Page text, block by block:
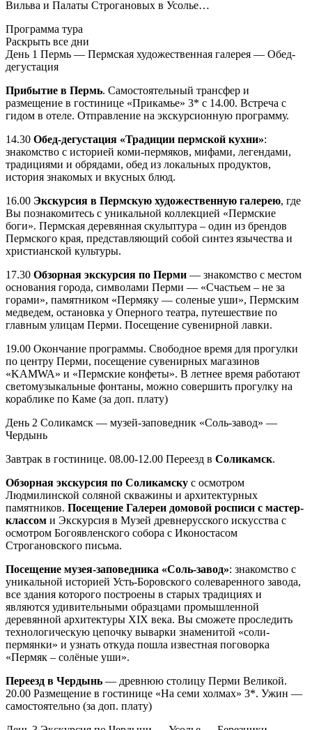
Вильва и Палаты Строгановых в Усолье…
Программа тура
Раскрыть все дни
День 1 Пермь — Пермская художественная галерея — Обед-
дегустация
Прибытие в Пермь. Самостоятельный трансфер и
размещение в гостинице «Прикамье» 3* с 14.00. Встреча с
гидом в отеле. Отправление на экскурсионную программу.
14.30 Обед-дегустация «Традиции пермской кухни»:
знакомство с историей коми-пермяков, мифами, легендами,
традициями и обрядами, обед из локальных продуктов,
история знакомых и вкусных блюд.
16.00 Экскурсия в Пермскую художественную галерею, где
Вы познакомитесь с уникальной коллекцией «Пермские
боги». Пермская деревянная скульптура – один из брендов
Пермского края, представляющий собой синтез язычества и
христианской культуры.
17.30 Обзорная экскурсия по Перми — знакомство с местом
основания города, символами Перми — «Счастьем – не за
горами», памятником «Пермяку — соленые уши», Пермским
медведем, остановка у Оперного театра, путешествие по
главным улицам Перми. Посещение сувенирной лавки.
19.00 Окончание программы. Свободное время для прогулки
по центру Перми, посещение сувенирных магазинов
«KAMWA» и «Пермские конфеты». В летнее время работают
светомузыкальные фонтаны, можно совершить прогулку на
кораблике по Каме (за доп. плату)
День 2 Соликамск — музей-заповедник «Соль-завод» —
Чердынь
Завтрак в гостинице. 08.00-12.00 Переезд в Соликамск.
Обзорная экскурсия по Соликамску с осмотром
Людмилинской соляной скважины и архитектурных
памятников. Посещение Галереи домовой росписи с мастер-
классом и Экскурсия в Музей древнерусского искусства с
осмотром Богоявленского собора с Иконостасом
Строгановского письма.
Посещение музея-заповедника «Соль-завод»: знакомство с
уникальной историей Усть-Боровского солеваренного завода,
все здания которого построены в старых традициях и
являются удивительными образцами промышленной
деревянной архитектуры XIX века. Вы сможете проследить
технологическую цепочку выварки знаменитой «соли-
пермянки» и узнать откуда пошла известная поговорка
«Пермяк – солёные уши».
Переезд в Чердынь — древнюю столицу Перми Великой.
20.00 Размещение в гостинице «На семи холмах» 3*. Ужин —
самостоятельно (за доп. плату)